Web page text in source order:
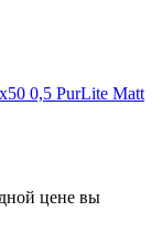
0,5 PurLite Matt
цене вы